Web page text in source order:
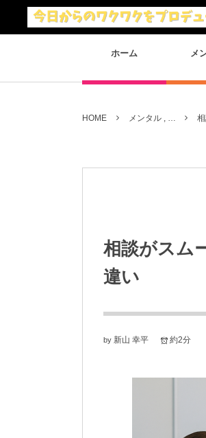
ホーム メ
HOME メンタル , …
相談がスム
違い
by 新山 幸平 約2分